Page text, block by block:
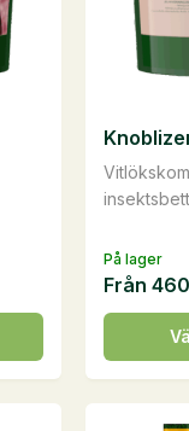
På lager
Från
Den
här